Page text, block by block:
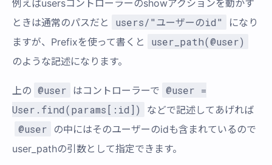
例えばusersコントローラーのshowアクションを動かす
ときは通常のパスだと
users/"ユーザーのid"
になり
ますが、Prefixを使って書くと
user_path(@user)
のような記述になります。
上の @user はコントローラーで @user =
User.find(params[:id])
などで記述してあげれば
@user
の中にはそのユーザーのidも含まれているので
user_pathの引数として指定できます。